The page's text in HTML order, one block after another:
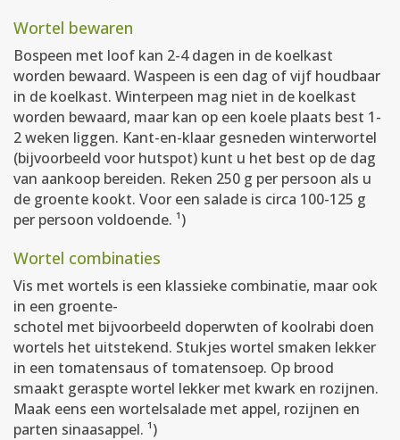
Wortel bewaren
Bospeen met loof kan 2-4 dagen in de koelkast
worden bewaard. Waspeen is een dag of vijf houdbaar
in de koelkast. Winterpeen mag niet in de koelkast
worden bewaard, maar kan op een koele plaats best 1-
2 weken liggen. Kant-en-klaar gesneden winterwortel
(bijvoorbeeld voor hutspot) kunt u het best op de dag
van aankoop bereiden. Reken 250 g per persoon als u
de groente kookt. Voor een salade is circa 100-125 g
per persoon voldoende. ¹)
Wortel combinaties
Vis met wortels is een klassieke combinatie, maar ook
in een groente-
schotel met bijvoorbeeld doperwten of koolrabi doen
wortels het uitstekend. Stukjes wortel smaken lekker
in een tomatensaus of tomatensoep. Op brood
smaakt geraspte wortel lekker met kwark en rozijnen.
Maak eens een wortelsalade met appel, rozijnen en
parten sinaasappel. ¹)